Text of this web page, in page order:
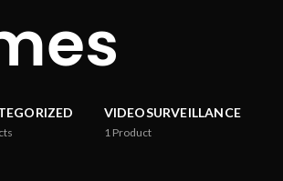
VIDEOSURVEILLANCE
1 Product